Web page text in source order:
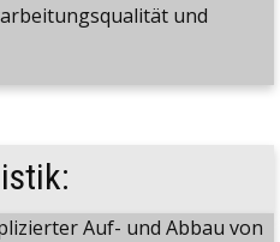
und
Auf- und Abbau von